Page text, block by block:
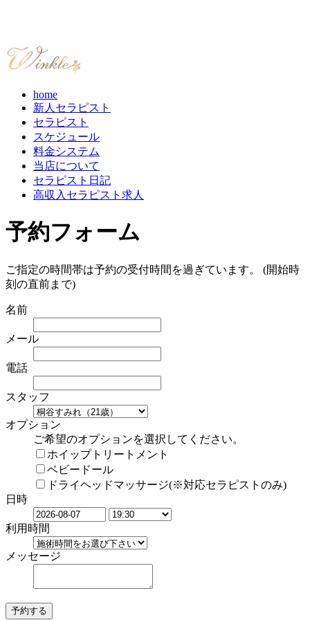
home
新人セラピスト
セラピスト
スケジュール
料金システム
当店について
セラピスト日記
高収入セラピスト求人
予約フォーム
ご指定の時間帯は予約の受付時間を過ぎています。 (開始時
刻の直前まで)
名前
メール
電話
スタッフ
オプション
ご希望のオプションを選択してください。
ホイップトリートメント
ベビードール
ドライヘッドマッサージ(※対応セラピストのみ)
日時
利用時間
メッセージ